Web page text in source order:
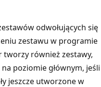
odwołujących się
zestawu w programie
tworzy również zestawy,
poziomie głównym, jeśli
jeszcze utworzone w